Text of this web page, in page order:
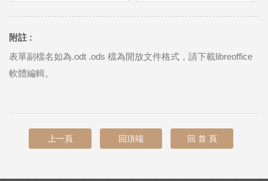
附註 :
表單副檔名如為.odt .ods 檔為開放文件格式，請下載libreoffice
軟體編輯。
上一頁 回頂端 回 首 頁